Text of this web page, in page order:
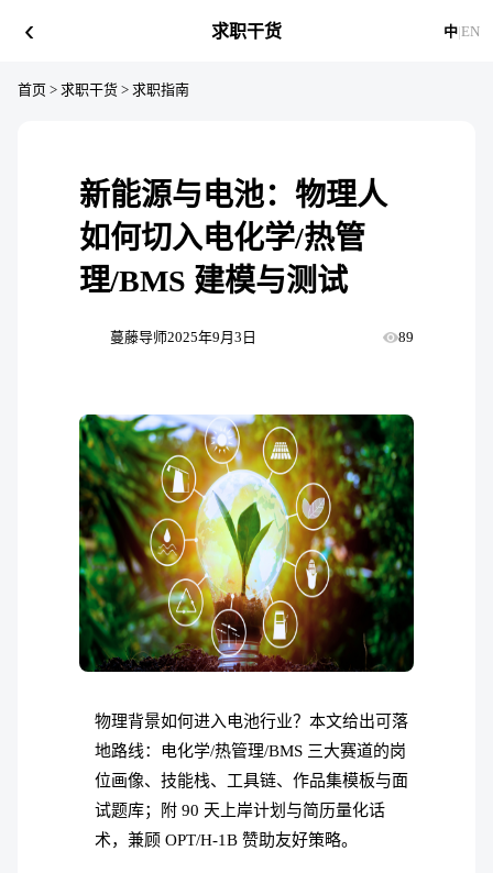
‹ 求职干货 中|EN
首页 > 求职干货 > 求职指南
新能源与电池：物理人
如何切入电化学/热管
理/BMS 建模与测试
蔓藤导师2025年9月3日 89
物理背景如何进入电池行业？本文给出可落
地路线：电化学/热管理/BMS 三大赛道的岗
位画像、技能栈、工具链、作品集模板与面
试题库；附 90 天上岸计划与简历量化话
术，兼顾 OPT/H-1B 赞助友好策略。